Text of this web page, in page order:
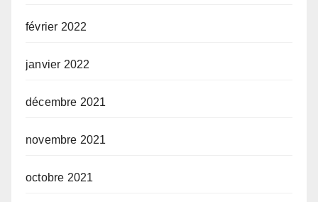
février 2022
janvier 2022
décembre 2021
novembre 2021
octobre 2021